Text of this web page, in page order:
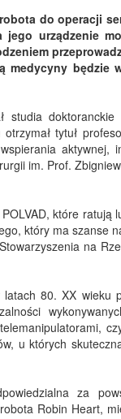
do operacji
urządzenie
medycyny będzie
studia doktoranckie
tytuł
aktywnej,
im. Prof.
które ratują
który ma szanse
na
latach 80. XX wieku
u których
za
Robin Heart,